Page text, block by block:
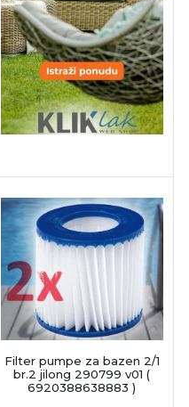
Filter pumpe za bazen 2/1
br.2 jilong 290799 v01 (
6920388638883 )